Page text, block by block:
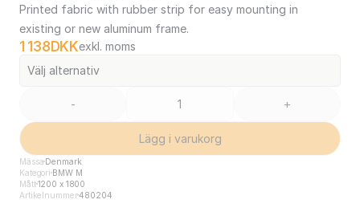
Printed fabric with rubber strip for easy mounting in
existing or new aluminum frame.
1 138DKKexkl. moms
Välj alternativ
- +
Lägg i varukorg
Mässa Denmark
Kategori BMW M
Mått1200 x 1800
Artikelnummer480204